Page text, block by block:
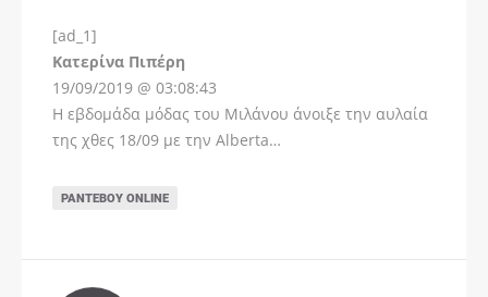
[ad_1]
Kατερίνα Πιπέρη
19/09/2019 @ 03:08:43
Η εβδομάδα μόδας του Μιλάνου άνοιξε την αυλαία
της χθες 18/09 με την Alberta…
ΡΑΝΤΕΒΟΎ ONLINE